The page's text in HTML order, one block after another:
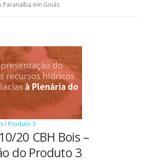
Paranaíba em Goiás
/Produto 3
20 CBH Bois –
do Produto 3